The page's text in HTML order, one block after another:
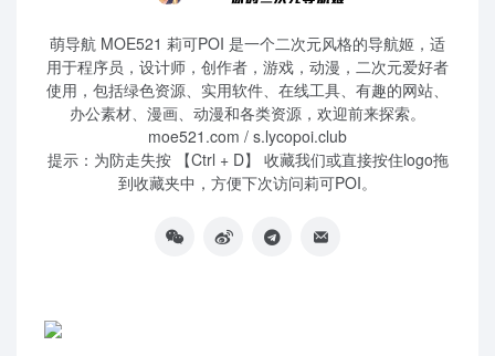
萌导航 MOE521 莉可POI 是一个二次元风格的导航姬，适
用于程序员，设计师，创作者，游戏，动漫，二次元爱好者
使用，包括绿色资源、实用软件、在线工具、有趣的网站、
办公素材、漫画、动漫和各类资源，欢迎前来探索。
moe521.com / s.lycopoi.club
提示：为防走失按 【Ctrl + D】 收藏我们或直接按住logo拖
到收藏夹中，方便下次访问莉可POI。